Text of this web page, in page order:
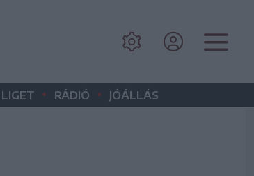
LIGET • RÁDIÓ • JÓÁLLÁS